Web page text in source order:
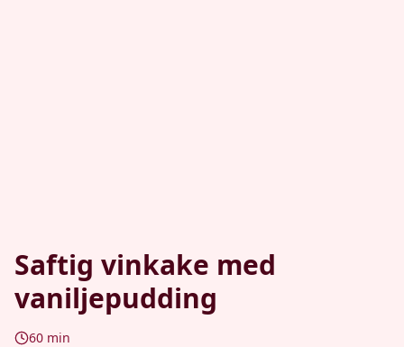
Saftig vinkake med
vaniljepudding
60 min